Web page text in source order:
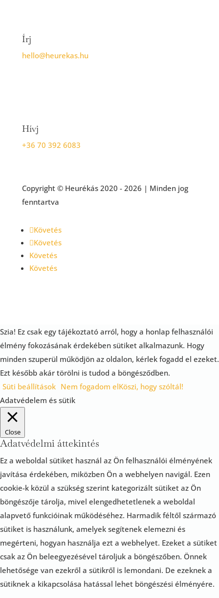
Írj
hello@heurekas.hu
Hívj
+36 70 392 6083
Copyright © Heurékás 2020 - 2026 | Minden jog
fenntartva
Követés
Követés
Követés
Követés
Szia! Ez csak egy tájékoztató arról, hogy a honlap felhasználói
élmény fokozásának érdekében sütiket alkalmazunk. Hogy
minden szuperül működjön az oldalon, kérlek fogadd el ezeket.
Ezt később akár törölni is tudod a böngésződben.
Süti beállítások Nem fogadom elKöszi, hogy szóltál!
Adatvédelem és sütik
Close
Adatvédelmi áttekintés
Ez a weboldal sütiket használ az Ön felhasználói élményének
javítása érdekében, miközben Ön a webhelyen navigál. Ezen
cookie-k közül a szükség szerint kategorizált sütiket az Ön
böngészője tárolja, mivel elengedhetetlenek a weboldal
alapvető funkcióinak működéséhez. Harmadik féltől származó
sütiket is használunk, amelyek segítenek elemezni és
megérteni, hogyan használja ezt a webhelyet. Ezeket a sütiket
csak az Ön beleegyezésével tároljuk a böngészőben. Önnek
lehetősége van ezekről a sütikről is lemondani. De ezeknek a
sütiknek a kikapcsolása hatással lehet böngészési élményére.